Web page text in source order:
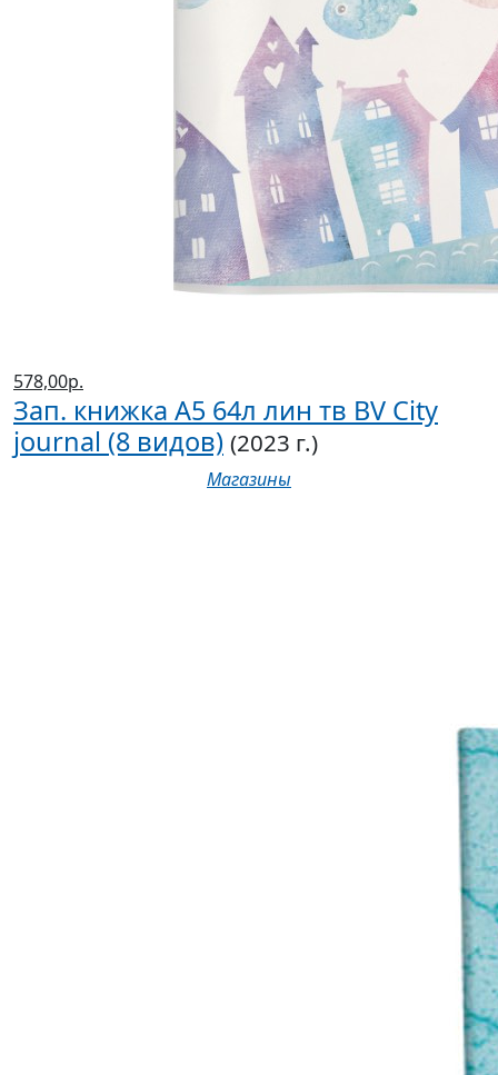
578,00р.
Зап. книжка А5 64л лин тв BV City
journal (8 видов) (2023 г.)
Магазины